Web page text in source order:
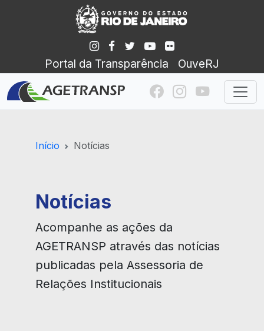
Portal da Transparência OuveRJ
Início Notícias
Notícias
Acompanhe as ações da
AGETRANSP através das notícias
publicadas pela Assessoria de
Relações Institucionais